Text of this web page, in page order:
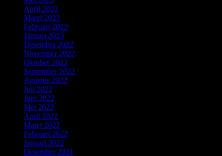
April 2023
Maret 2023
Februari 2023
Januari 2023
Desember 2022
November 2022
Oktober 2022
September 2022
Agustus 2022
Juli 2022
Juni 2022
Mei 2022
April 2022
Maret 2022
Februari 2022
Januari 2022
Desember 2021